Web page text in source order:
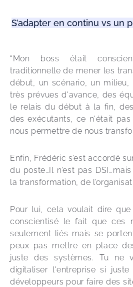
S’adapter en continu vs un
“Mon boss était
traditionnelle de mener les
début, un scénario, un
très prévues d'avance, des
le relais du début à la fin,
des exécutants, ce n'était
nous permettre de nous
Enfin, Frédéric s’est accordé
du poste…Il n’est pas
la transformation, de
Pour lui, cela voulait dire que
conscientisé le fait que ces
seulement liés mais se
peux pas mettre en place
juste des systèmes. Tu ne
digitaliser l'entreprise si
développeurs pour faire des